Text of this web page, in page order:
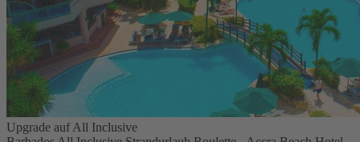
Upgrade auf All Inclusive